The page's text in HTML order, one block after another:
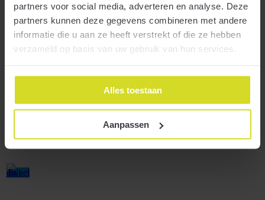
partners voor social media, adverteren en analyse. Deze
partners kunnen deze gegevens combineren met andere
informatie die u aan ze heeft verstrekt of die ze hebben
verzameld op basis van uw gebruik van hun services.
Alles toestaan
Aanpassen
Zoekt u een accountant die u verder helpt?
Deel dit bericht: